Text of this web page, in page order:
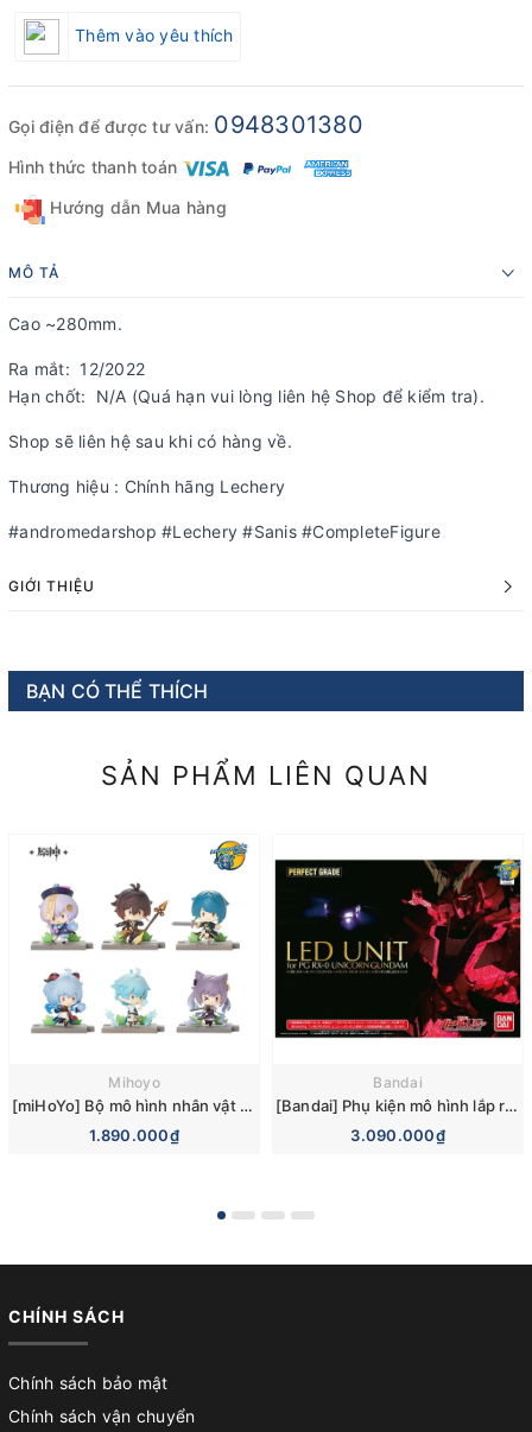
Thêm vào yêu thích
Gọi điện để được tư vấn: 0948301380
Hình thức thanh toán
Hướng dẫn Mua hàng
MÔ TẢ
Cao ~280mm.
Ra mắt: 12/2022
Hạn chốt: N/A (Quá hạn vui lòng liên hệ Shop để kiểm tra).
Shop sẽ liên hệ sau khi có hàng về.
Thương hiệu : Chính hãng Lechery
#andromedarshop #Lechery #Sanis #CompleteFigure
GIỚI THIỆU
BẠN CÓ THỂ THÍCH
SẢN PHẨM LIÊN QUAN
Mihoyo
[miHoYo] Bộ mô hình nhân vật Genshin Impact Battlefield Heroes Blind Box Figures Vol 2 (Liyue)
1.890.000₫
Bandai
[Bandai] Phụ kiện mô hình lắp ráp Gundam UC (Unicorn) LED Unit for PG Unicorn Gundam/PG Banshee Norn
3.090.000₫
CHÍNH SÁCH
Chính sách bảo mật
Chính sách vận chuyển